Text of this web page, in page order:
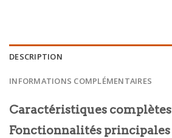
DESCRIPTION
INFORMATIONS COMPLÉMENTAIRES
Caractéristiques complètes
Fonctionnalités principales